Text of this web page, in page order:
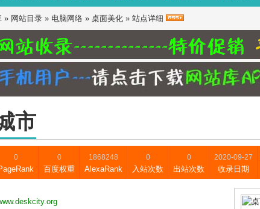
» 网站目录 » 电脑网络 » 桌面美化 » 站点详细
市
0 0
百度权重
1868248
AlexaRank
0
入站次数
0
出站次数
2020-09-27
收录日期